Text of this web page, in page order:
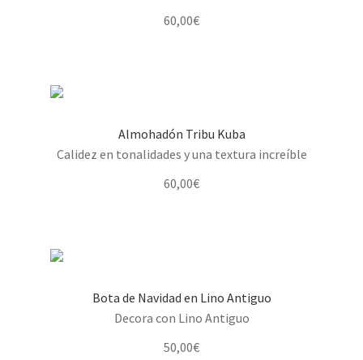
60,00€
Almohadón Tribu Kuba
Calidez en tonalidades y una textura increíble
60,00€
Bota de Navidad en Lino Antiguo
Decora con Lino Antiguo
50,00€